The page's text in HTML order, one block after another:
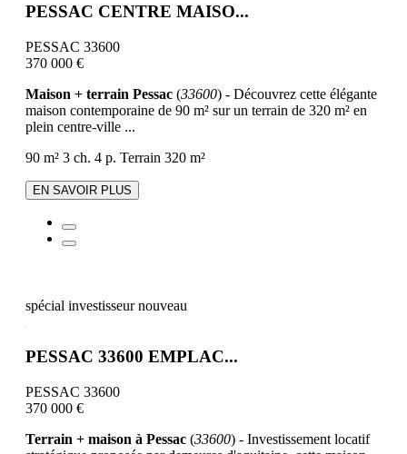
PESSAC CENTRE MAISO...
PESSAC 33600
370 000 €
Maison + terrain Pessac (33600) - Découvrez cette élégante
maison contemporaine de 90 m² sur un terrain de 320 m² en
plein centre-ville ...
90 m² 3 ch. 4 p. Terrain 320 m²
EN SAVOIR PLUS
spécial investisseur nouveau
PESSAC 33600 EMPLAC...
PESSAC 33600
370 000 €
Terrain + maison à Pessac (33600) - Investissement locatif